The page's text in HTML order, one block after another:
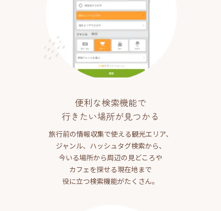
便利な検索機能で
行きたい場所が見つかる
旅行前の情報収集で使える観光エリア、
ジャンル、ハッシュタグ検索から、
今いる場所から周辺の見どころや
カフェを探せる現在地まで
役に立つ検索機能がたくさん。